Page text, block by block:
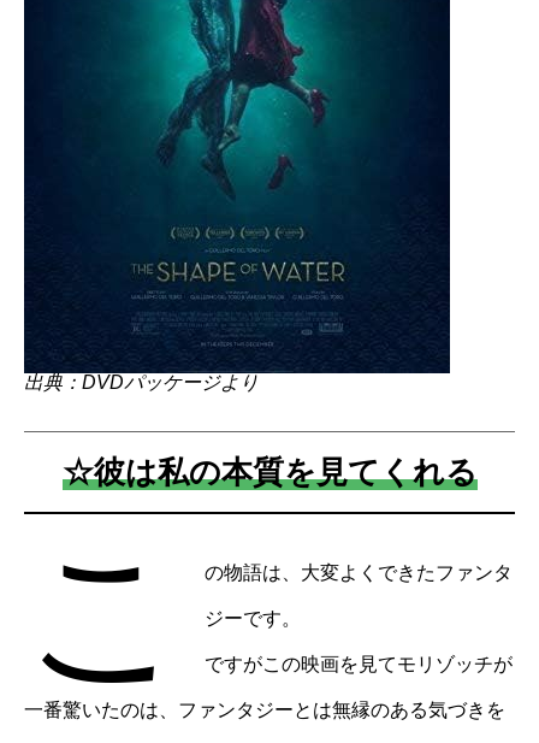
出典：DVDパッケージより
☆彼は私の本質を見てくれる
こ の物語は、大変よくできたファンタ
ジーです。
ですがこの映画を見てモリゾッチが
一番驚いたのは、ファンタジーとは無縁のある気づきを